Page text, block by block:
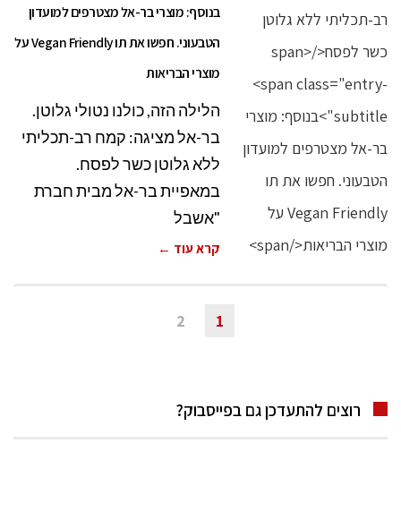
בנוסף: מוצרי בר-אל מצטרפים למועדון
הטבעוני. חפשו את תו Vegan Friendly על
מוצרי הבריאות
הלילה הזה, כולנו נטולי גלוטן.
בר-אל מציגה: קמח רב-תכליתי
ללא גלוטן כשר לפסח.
במאפיית בר-אל מבית חברת
"אשבל
קרא עוד ←
1
2
רוצים להתעדכן גם בפייסבוק?